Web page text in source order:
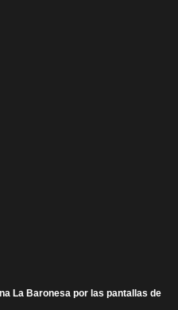
La Baronesa por las pantallas de